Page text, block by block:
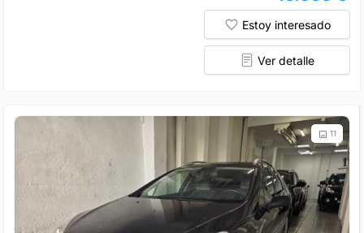
Estoy interesado
Ver detalle
11